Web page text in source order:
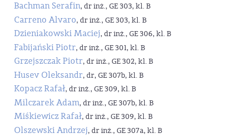
Bachman Serafin, dr inż., GE 303, kl. B
Carreno Alvaro, dr inż., GE 303, kl. B
Dzieniakowski Maciej, dr inż., GE 306, kl. B
Fabijański Piotr, dr inż., GE 301, kl. B
Grzejszczak Piotr, dr inż., GE 302, kl. B
Husev Oleksandr, dr, GE 307b, kl. B
Kopacz Rafał, dr inż., GE 309, kl. B
Milczarek Adam, dr inż., GE 307b, kl. B
Miśkiewicz Rafał, dr inż., GE 309, kl. B
Olszewski Andrzej, dr inż., GE 307a, kl. B